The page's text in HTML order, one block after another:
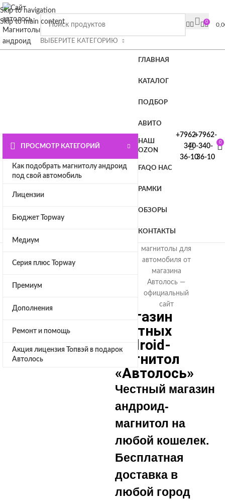
Skip to navigation
Skip to main content
ВЫБЕРИТЕ КАТЕГОРИЮ
0
ПРОСМОТР КАТЕГОРИЙ
Как подобрать магнитолу андроид
под свой автомобиль
Лицензии
Бюджет Topway
Медиум
Серия плюс Topway
Премиум
Дополнения
Ремонт и помощь
Акция лицензия Топвэй в подарок
Автолось
ГЛАВНАЯ
КАТАЛОГ
ПОДБОР
АВИТО
НАШ
OZON
FAQО НАС
РАМКИ
ОБЗОРЫ
КОНТАКТЫ
+7962-
340-
36-10
+7962-
340-
36-10
0
Магазин
честных
Android-
магнитол
«Автолось»
Честный магазин
андроид-
магнитол на
любой кошелек.
Бесплатная
доставка в
любой город
ВНИМАНИЕ СЮДА!!!! При покупке магнитолы Плюс или
Премиум лицензия в подарок.
странице или нажмите СЮДА